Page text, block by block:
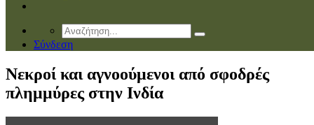
Σύνδεση
Nεκροί και αγνοούμενοι από σφοδρές
πλημμύρες στην Ινδία